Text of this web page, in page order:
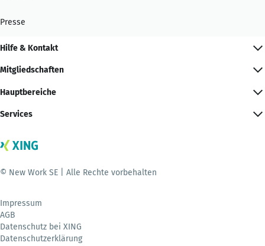
Presse
Hilfe & Kontakt
Mitgliedschaften
Hauptbereiche
Services
© New Work SE | Alle Rechte vorbehalten
Impressum
AGB
Datenschutz bei XING
Datenschutzerklärung